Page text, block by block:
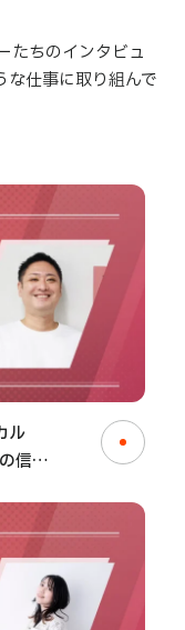
たちのインタビュ
な仕事に取り組んで
ル
信頼